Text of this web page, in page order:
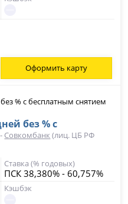
Оформить карту
без % с
- Совкомбанк (лиц. ЦБ РФ
Ставка (% годовых)
ПСК 38,380% - 60,757%
Кэшбэк